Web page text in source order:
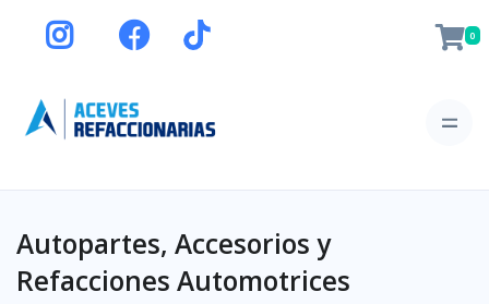
0
Autopartes, Accesorios y
Refacciones Automotrices